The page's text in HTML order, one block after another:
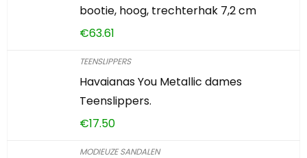
bootie, hoog, trechterhak 7,2 cm
€63.61
TEENSLIPPERS
Havaianas You Metallic dames
Teenslippers.
€17.50
MODIEUZE SANDALEN